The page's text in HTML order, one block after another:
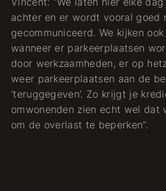
achter en er wordt vooral goed
gecommuniceerd. We kijken
wanneer er parkeerplaatsen
door werkzaamheden, er op
weer parkeerplaatsen aan de
‘teruggegeven’. Zo krijgt je
omwonenden zien echt wel dat
om de overlast te beperken”.